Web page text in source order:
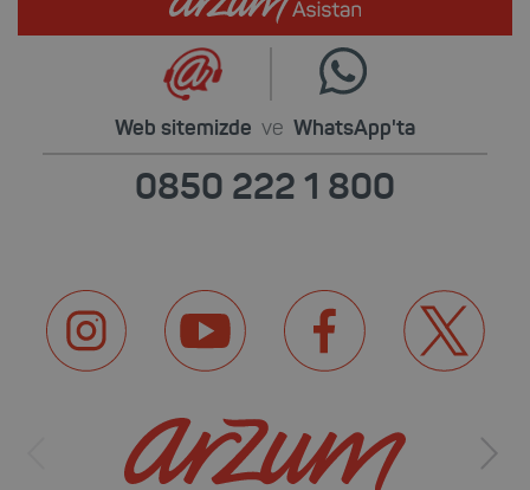
Web sitemizde ve WhatsApp'ta
0850 222 1 800